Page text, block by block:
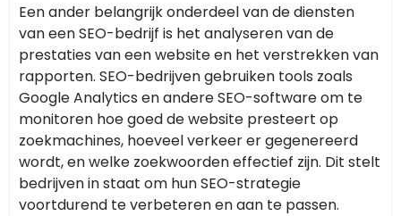
Een ander belangrijk onderdeel van de diensten
van een SEO-bedrijf is het analyseren van de
prestaties van een website en het verstrekken van
rapporten. SEO-bedrijven gebruiken tools zoals
Google Analytics en andere SEO-software om te
monitoren hoe goed de website presteert op
zoekmachines, hoeveel verkeer er gegenereerd
wordt, en welke zoekwoorden effectief zijn. Dit stelt
bedrijven in staat om hun SEO-strategie
voortdurend te verbeteren en aan te passen.